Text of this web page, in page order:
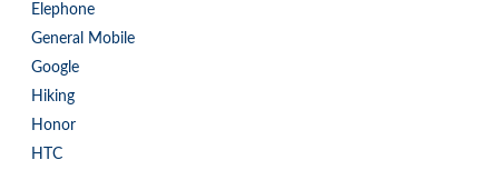
Elephone
General Mobile
Google
Hiking
Honor
HTC